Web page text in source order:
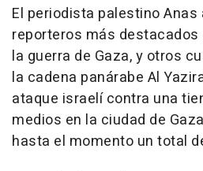
El periodista palestino Anas
reporteros más
la guerra de Gaza, y otros
la cadena panárabe Al
ataque israelí contra una
medios en la ciudad de
hasta el momento un total